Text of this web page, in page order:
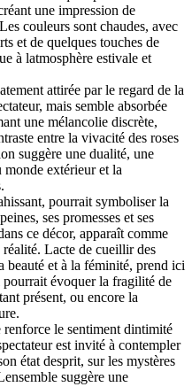
une impression de
couleurs sont chaudes, avec
et de quelques touches de
à latmosphère estivale et
attirée par le regard de la
mais semble absorbée
une mélancolie discrète,
entre la vivacité des roses
suggère une dualité, une
monde extérieur et la
pourrait symboliser la
ses promesses et ses
ce décor, apparaît comme
Lacte de cueillir des
beauté et à la féminité, prend ici
évoquer la fragilité de
présent, ou encore la
le sentiment dintimité
est invité à contempler
état desprit, sur les mystères
suggère une